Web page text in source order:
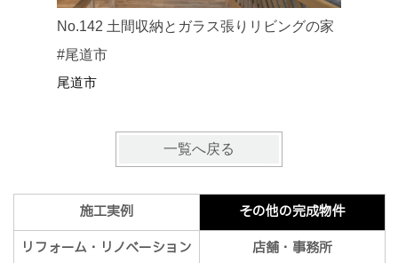
No.142 土間収納とガラス張りリビングの家
#尾道市
尾道市
一覧へ戻る
施工実例
その他の完成物件
リフォーム・リノベーション
店舗・事務所